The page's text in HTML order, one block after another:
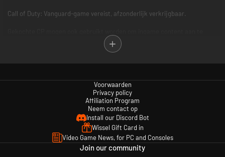
Call of Duty: Vanguard-game vereist, afzonderlijk verkrijgbaar.
schaffen in bepaalde Call of Duty-games waar CP geactiveerd* zijn. Elke
toegankelijk zodra functionaliteit voor CP is ingeschakeld in die game en
CP beschikbaar zijn. Call of Duty: Vanguard moet worden opgestart en CP
moeten ingame worden geregistreerd voordat deze CP in andere Call of
Duty-games verschijnen.
Ga voor meer informatie naar www.callofduty.com.
© 2020-2021 Activision Publishing, Inc. ACTIVISION, CALL OF DUTY, CALL
Voorwaarden
Privacy policy
Affiliation Program
Neem contact op
Install our Discord Bot
Wissel Gift Card in
Video Game News, for PC and Consoles
Join our community